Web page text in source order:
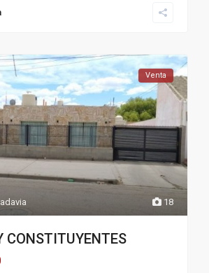
18
Venta
CONSTITUYENTES